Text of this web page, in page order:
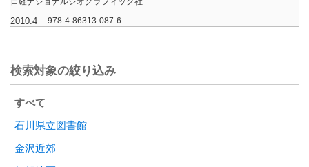
日経ナショナルジオグラフィック社
2010.4 978-4-86313-087-6
検索対象の絞り込み
すべて
石川県立図書館
金沢近郊